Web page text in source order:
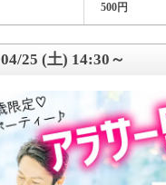
500円
04/25 (土) 14:30～